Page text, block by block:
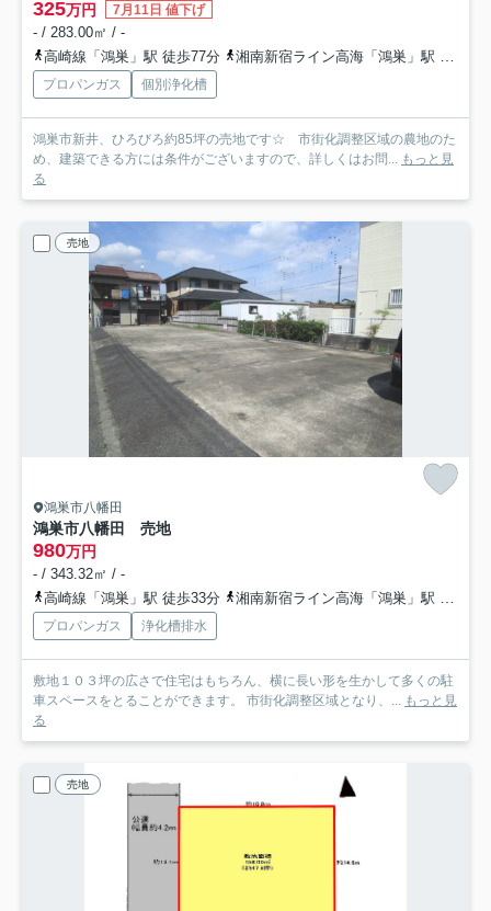
325万円 7月11日 値下げ
- / 283.00㎡ / -
高崎線「鴻巣」駅 徒歩77分
湘南新宿ライン高海「鴻巣」駅 徒歩77分
プロパンガス 個別浄化槽
鴻巣市新井、ひろびろ約85坪の売地です☆ 市街化調整区域の農地のた
め、建築できる方には条件がございますので、詳しくはお問... もっと見
る
売地
鴻巣市八幡田
鴻巣市八幡田 売地
980万円
- / 343.32㎡ / -
高崎線「鴻巣」駅 徒歩33分
湘南新宿ライン高海「鴻巣」駅 徒歩33分
プロパンガス 浄化槽排水
敷地１０３坪の広さで住宅はもちろん、横に長い形を生かして多くの駐
車スペースをとることができます。 市街化調整区域となり、... もっと見
る
売地